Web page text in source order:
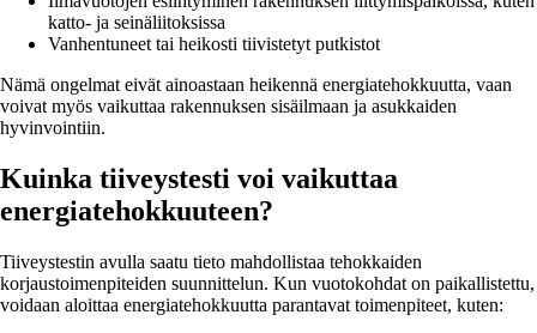
katto- ja seinäliitoksissa
Vanhentuneet tai heikosti tiivistetyt putkistot
Nämä ongelmat eivät ainoastaan heikennä energiatehokkuutta, vaan
voivat myös vaikuttaa rakennuksen sisäilmaan ja asukkaiden
hyvinvointiin.
Kuinka tiiveystesti voi vaikuttaa
energiatehokkuuteen?
Tiiveystestin avulla saatu tieto mahdollistaa tehokkaiden
korjaustoimenpiteiden suunnittelun. Kun vuotokohdat on paikallistettu,
voidaan aloittaa energiatehokkuutta parantavat toimenpiteet, kuten: